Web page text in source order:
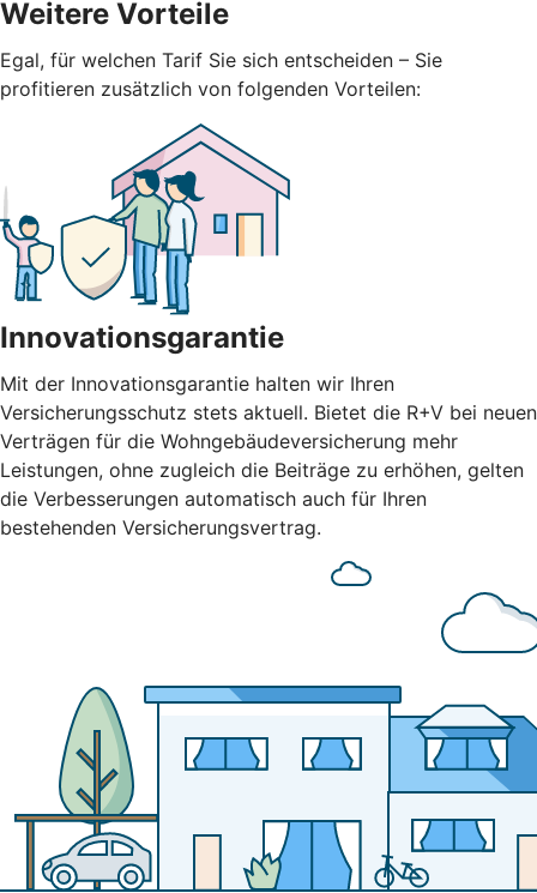
Weitere Vorteile
Egal, für welchen Tarif Sie sich entscheiden – Sie
profitieren zusätzlich von folgenden Vorteilen:
Innovationsgarantie
Mit der Innovationsgarantie halten wir Ihren
Versicherungsschutz stets aktuell. Bietet die R+V bei neuen
Verträgen für die Wohngebäudeversicherung mehr
Leistungen, ohne zugleich die Beiträge zu erhöhen, gelten
die Verbesserungen automatisch auch für Ihren
bestehenden Versicherungsvertrag.